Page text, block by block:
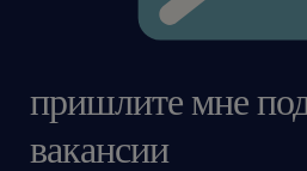
пришлите мне
вакансии